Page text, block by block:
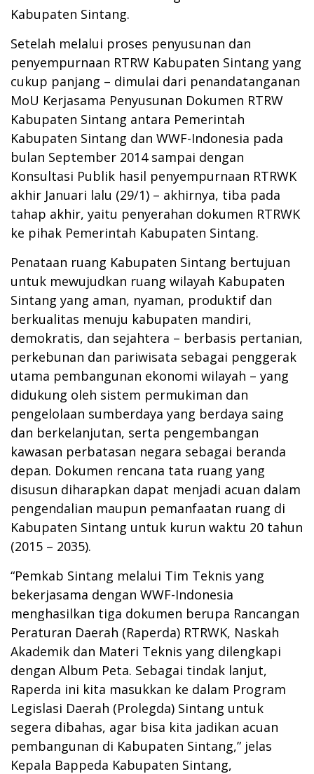
Kabupaten Sintang.
Setelah melalui proses penyusunan dan
penyempurnaan RTRW Kabupaten Sintang yang
cukup panjang – dimulai dari penandatanganan
MoU Kerjasama Penyusunan Dokumen RTRW
Kabupaten Sintang antara Pemerintah
Kabupaten Sintang dan WWF-Indonesia pada
bulan September 2014 sampai dengan
Konsultasi Publik hasil penyempurnaan RTRWK
akhir Januari lalu (29/1) – akhirnya, tiba pada
tahap akhir, yaitu penyerahan dokumen RTRWK
ke pihak Pemerintah Kabupaten Sintang.
Penataan ruang Kabupaten Sintang bertujuan
untuk mewujudkan ruang wilayah Kabupaten
Sintang yang aman, nyaman, produktif dan
berkualitas menuju kabupaten mandiri,
demokratis, dan sejahtera – berbasis pertanian,
perkebunan dan pariwisata sebagai penggerak
utama pembangunan ekonomi wilayah – yang
didukung oleh sistem permukiman dan
pengelolaan sumberdaya yang berdaya saing
dan berkelanjutan, serta pengembangan
kawasan perbatasan negara sebagai beranda
depan. Dokumen rencana tata ruang yang
disusun diharapkan dapat menjadi acuan dalam
pengendalian maupun pemanfaatan ruang di
Kabupaten Sintang untuk kurun waktu 20 tahun
(2015 – 2035).
“Pemkab Sintang melalui Tim Teknis yang
bekerjasama dengan WWF-Indonesia
menghasilkan tiga dokumen berupa Rancangan
Peraturan Daerah (Raperda) RTRWK, Naskah
Akademik dan Materi Teknis yang dilengkapi
dengan Album Peta. Sebagai tindak lanjut,
Raperda ini kita masukkan ke dalam Program
Legislasi Daerah (Prolegda) Sintang untuk
segera dibahas, agar bisa kita jadikan acuan
pembangunan di Kabupaten Sintang,” jelas
Kepala Bappeda Kabupaten Sintang,